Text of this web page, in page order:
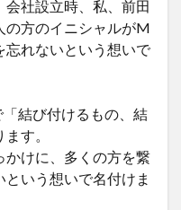
社設立時、私、前田
の方のイニシャルがM
忘れないという想いで
結び付けるもの、結
す。
かけに、多くの方を繋
いう想いで名付けま